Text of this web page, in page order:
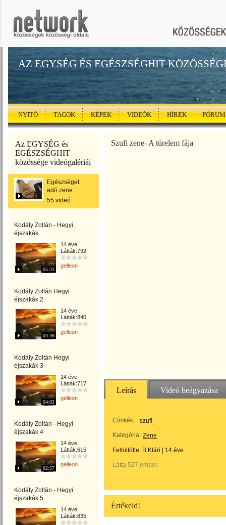
AZ EGYSÉG ÉS EGÉSZSÉGHIT
NYITÓ TAGOK KÉPEK VIDEÓK HÍREK FÓRUM
Az EGYSÉG és
EGÉSZSÉGHIT
közössége videógalériái
Egészséget
adó zene
55 videó
Kodály Zoltán - Hegyi
éjszakák
05:33
14 éve
Látták:792
gelleon
Kodály Zoltán Hegyi
éjszakák 2
03:36
14 éve
Látták:840
gelleon
Kodály Zoltán Hegyi
éjszakák 3
04:02
14 éve
Látták:717
gelleon
Kodály Zoltán - Hegyi
éjszakák 4
02:57
14 éve
Látták:615
gelleon
Kodály Zoltán - Hegyi
éjszakák 5
14 éve
Látták:835
Szufi zene- A türelem fája
Leírás Videó beágyazása
Címkék:
szufi
Kategória: Zene
Feltöltötte: B Klári 14 éve
Látta 527 ember.
Értékeld!